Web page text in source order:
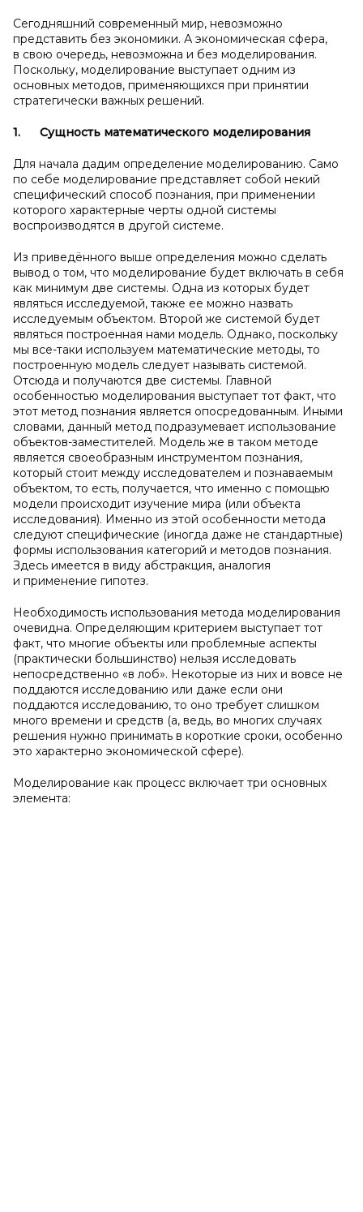
Сегодняшний современный мир, невозможно
представить без экономики. А экономическая сфера,
в свою очередь, невозможна и без моделирования.
Поскольку, моделирование выступает одним из
основных методов, применяющихся при принятии
стратегически важных решений.
1. Сущность математического моделирования
Для начала дадим определение моделированию. Само
по себе моделирование представляет собой некий
специфический способ познания, при применении
которого характерные черты одной системы
воспроизводятся в другой системе.
Из приведённого выше определения можно сделать
вывод о том, что моделирование будет включать в себя
как минимум две системы. Одна из которых будет
являться исследуемой, также ее можно назвать
исследуемым объектом. Второй же системой будет
являться построенная нами модель. Однако, поскольку
мы все-таки используем математические методы, то
построенную модель следует называть системой.
Отсюда и получаются две системы. Главной
особенностью моделирования выступает тот факт, что
этот метод познания является опосредованным. Иными
словами, данный метод подразумевает использование
объектов-заместителей. Модель же в таком методе
является своеобразным инструментом познания,
который стоит между исследователем и познаваемым
объектом, то есть, получается, что именно с помощью
модели происходит изучение мира (или объекта
исследования). Именно из этой особенности метода
следуют специфические (иногда даже не стандартные)
формы использования категорий и методов познания.
Здесь имеется в виду абстракция, аналогия
и применение гипотез.
Необходимость использования метода моделирования
очевидна. Определяющим критерием выступает тот
факт, что многие объекты или проблемные аспекты
(практически большинство) нельзя исследовать
непосредственно «в лоб». Некоторые из них и вовсе не
поддаются исследованию или даже если они
поддаются исследованию, то оно требует слишком
много времени и средств (а, ведь, во многих случаях
решения нужно принимать в короткие сроки, особенно
это характерно экономической сфере).
Моделирование как процесс включает три основных
элемента: